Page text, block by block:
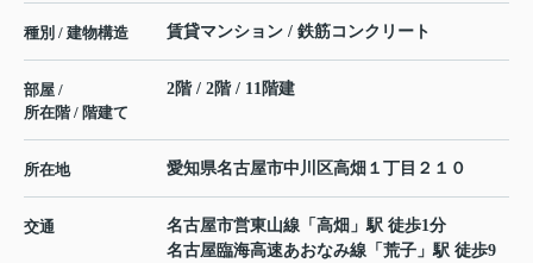
種別 / 建物構造 賃貸マンション / 鉄筋コンクリート
部屋 /
所在階 / 階建て
2階 / 2階 / 11階建
所在地 愛知県名古屋市中川区高畑 １丁目２１０
交通 名古屋市営東山線 「 高畑 」駅 徒歩1分
名古屋臨海高速あおなみ線 「 荒子 」駅 徒歩9